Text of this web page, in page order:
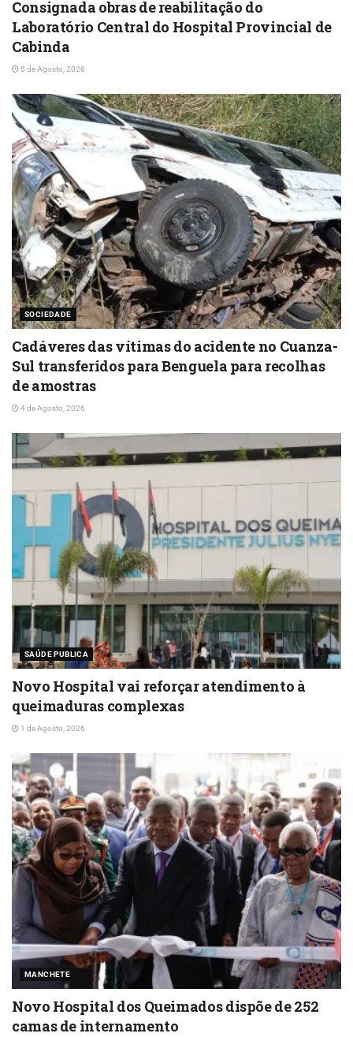
Consignada obras de reabilitação do
Laboratório Central do Hospital Provincial de
Cabinda
5 de Agosto, 2026
SOCIEDADE
Cadáveres das vítimas do acidente no Cuanza-
Sul transferidos para Benguela para recolhas
de amostras
4 de Agosto, 2026
SAÚDE PUBLICA
Novo Hospital vai reforçar atendimento à
queimaduras complexas
1 de Agosto, 2026
MANCHETE
Novo Hospital dos Queimados dispõe de 252
camas de internamento